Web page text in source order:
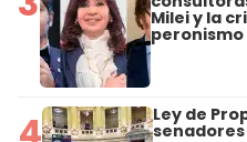
Milei y la
peronismo
Ley de